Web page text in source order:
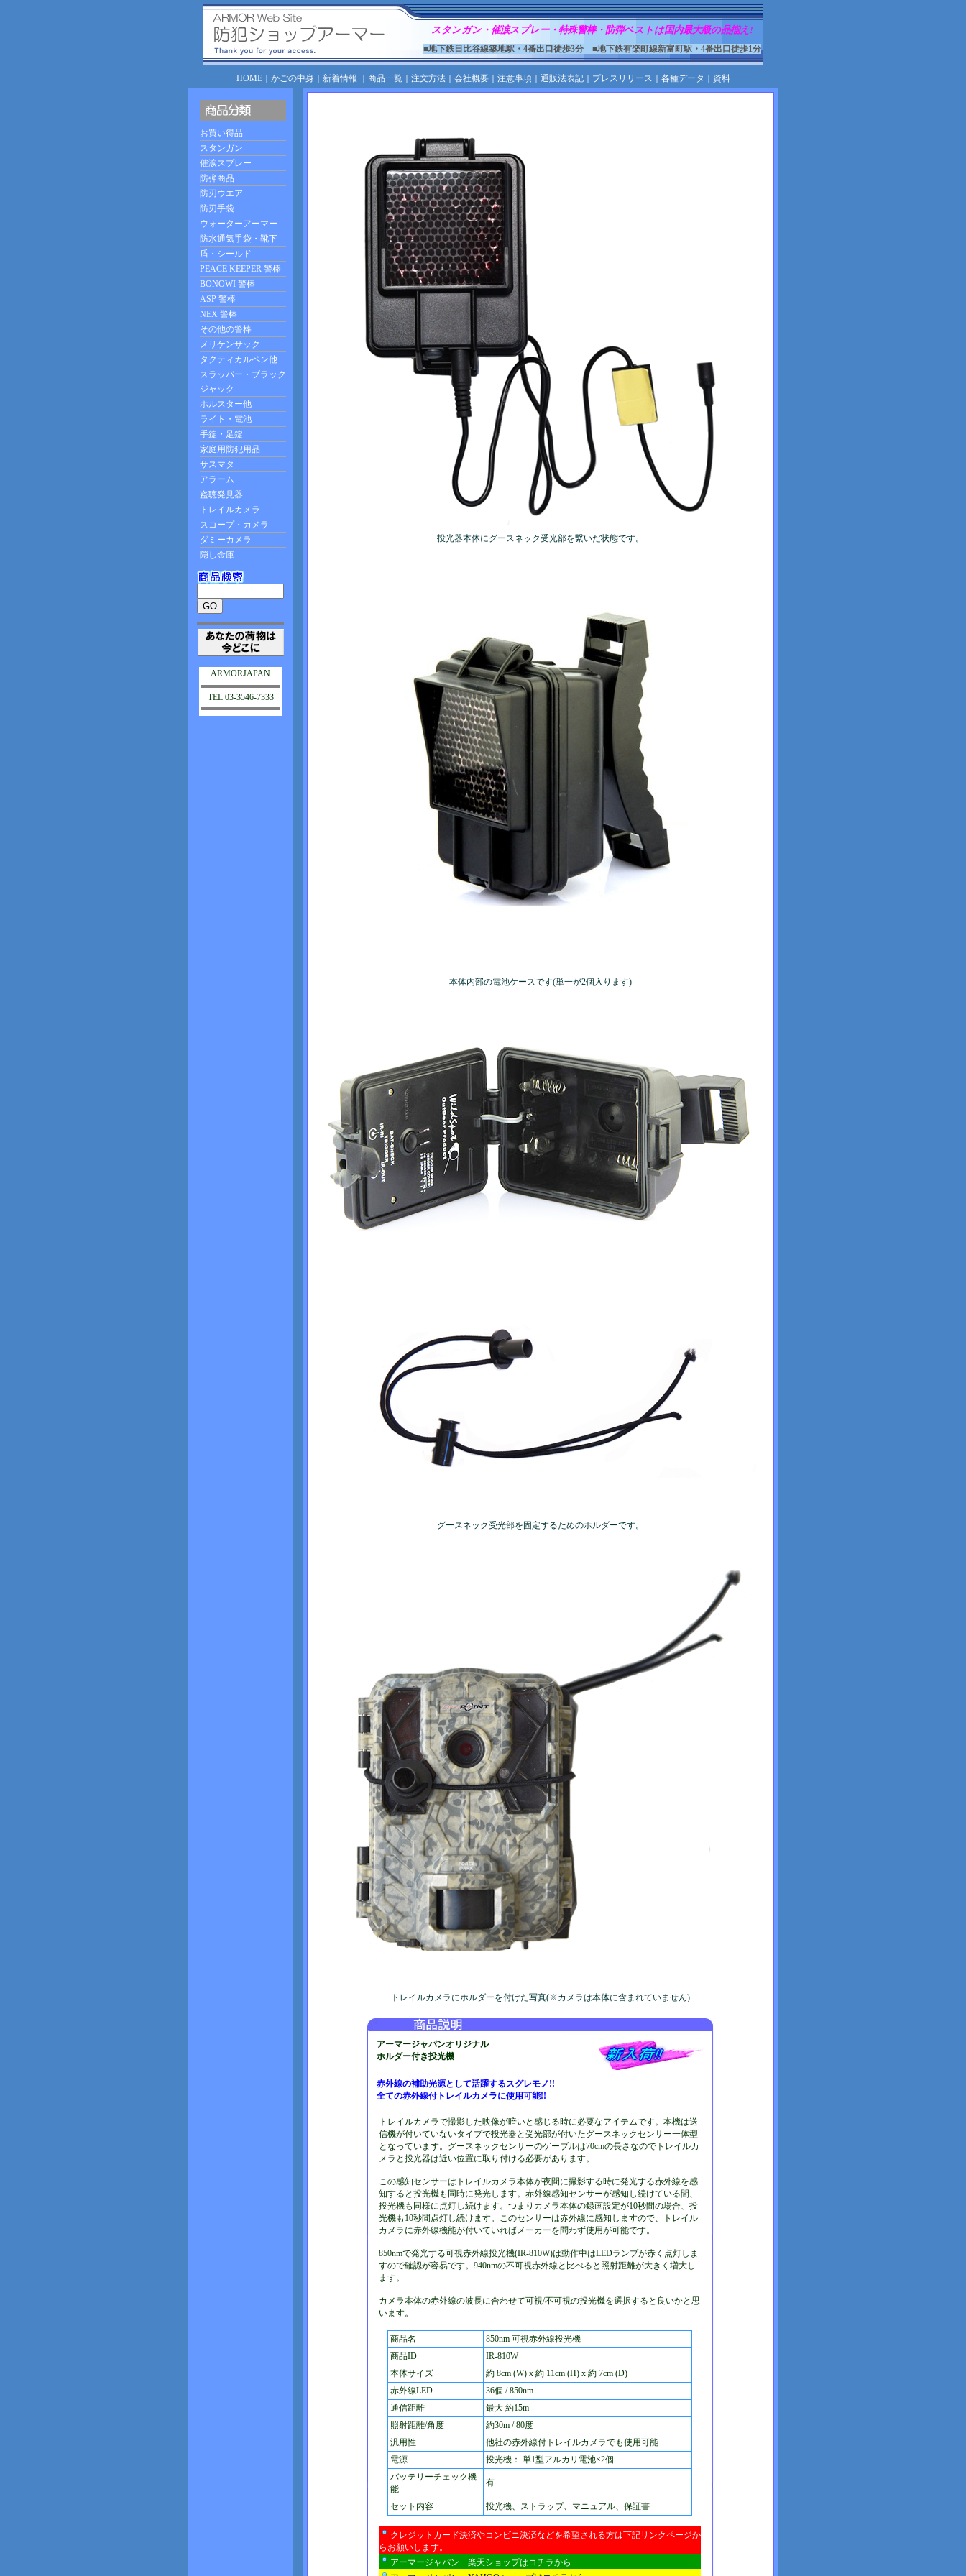
スタンガン・催涙スプレー・特殊警棒・防弾ベストは国内最大級の品揃え!
■地下鉄日比谷線築地駅・4番出口徒歩3分 ■地下鉄有楽町線新富町駅・4番出口徒歩1分
HOME｜ かごの中身｜ 新着情報 商品一覧｜ 注文方法｜ 会社概要｜ 注意事項｜ 通販法表記｜ プレスリリース 各種データ 資料
ARMORJAPAN
TEL 03-3546-7333
投光器本体にグースネック受光部を繋いだ状態です。
本体内部の電池ケースです(単一が2個入ります)
グースネック受光部を固定するためのホルダーです。
トレイルカメラにホルダーを付けた写真(※カメラは本体に含まれていません)
アーマージャパンオリジナル
ホルダー付き投光機
赤外線の補助光源として活躍するスグレモノ!!
全ての赤外線付トレイルカメラに使用可能!!
トレイルカメラで撮影した映像が暗いと感じる時に必要なアイテムです。本機は送
信機が付いていないタイプで投光器と受光部が付いたグースネックセンサー一体型
となっています。グースネックセンサーのゲーブルは70cmの長さなのでトレイルカ
メラと投光器は近い位置に取り付ける必要があります。
この感知センサーはトレイルカメラ本体が夜間に撮影する時に発光する赤外線を感
知すると投光機も同時に発光します。赤外線感知センサーが感知し続けている間、
投光機も同様に点灯し続けます。つまりカメラ本体の録画設定が10秒間の場合、投
光機も10秒間点灯し続けます。このセンサーは赤外線に感知しますので、トレイル
カメラに赤外線機能が付いていればメーカーを問わず使用が可能です。
850nmで発光する可視赤外線投光機(IR-810W)は動作中はLEDランプが赤く点灯しま
すので確認が容易です。940nmの不可視赤外線と比べると照射距離が大きく増大し
ます。
カメラ本体の赤外線の波長に合わせて可視/不可視の投光機を選択すると良いかと思
います。
商品名
850nm 可視赤外線投光機
商品ID
IR-810W
本体サイズ
約 8cm (W) x 約 11cm (H) x 約 7cm (D)
赤外線LED
36個 / 850nm
通信距離
最大 約15m
照射距離/角度
約30m / 80度
汎用性
他社の赤外線付トレイルカメラでも使用可能
電源
投光機： 単1型アルカリ電池×2個
バッテリーチェック機
能
有
セット内容 投光機、ストラップ、マニュアル、保証書
クレジットカード決済やコンビニ決済などを希望される方は下記リンクページか
らお願いします。
アーマージャパン 楽天ショップはコチラから